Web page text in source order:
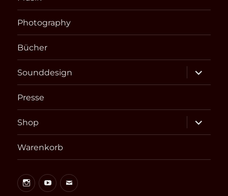
Photography
Bücher
Sounddesign
öffnen
Presse
Shop
öffnen
Warenkorb
Instagram
Youtube
E-